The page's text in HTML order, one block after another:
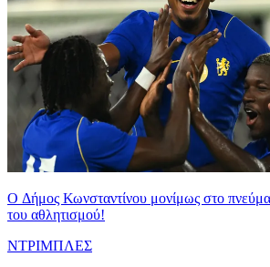
O Δήμος Κωνσταντίνου μονίμως στο
του αθλητισμού!
ΝΤΡΙΜΠΛΕΣ